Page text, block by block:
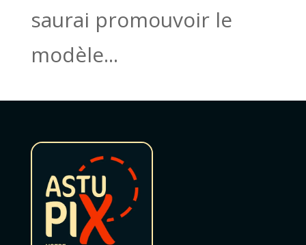
saurai promouvoir le
modèle...